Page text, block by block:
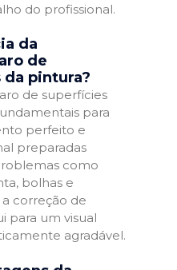
do profissional.
da
de
pintura?
de superfícies
para
perfeito e
preparadas
como
bolhas e
a correção de
para um visual
agradável.